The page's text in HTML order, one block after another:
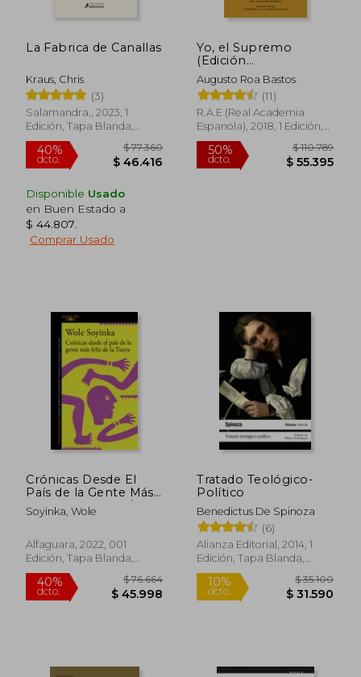
50%
dcto. $ 69.002
4%
dcto.
La Fabrica de Canallas
Kraus, Chris
(3)
Salamandra,, 2023, 1
Edición, Tapa Blanda,
Nuevo
40%
dcto. $ 46.416
Disponible Usado
en Buen Estado a
$ 44.807
Comprar Usado
Yo, el Supremo
(Edición
conmemorativa)
Augusto Roa Bastos
(11)
R.A.E (Real Academia
Espanola), 2018, 1 Edición,
Tapa Dura, Nuevo
50%
dcto.
Crónicas Desde El
País de la Gente Más
Feliz de la Tierra /
Chronicles from the
People on Earth
Soyinka, Wole
Alfaguara, 2022, 001
Edición, Tapa Blanda,
Nuevo
Tratado Teológico-
Político
Benedictus De Spinoza
(6)
Alianza Editorial, 2014, 1
Edición, Tapa Blanda,
Nuevo